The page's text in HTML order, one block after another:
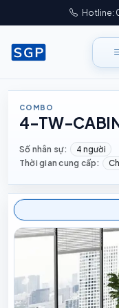
Hotline:
COMBO
4-TW-
Số nhân sự:
4 người
Thời gian cung cấp: